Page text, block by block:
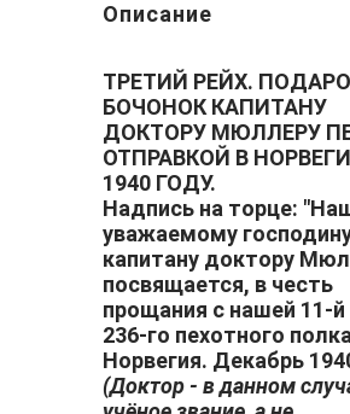
Описание
ТРЕТИЙ РЕЙХ.
БОЧОНОК КАПИТАНУ
ДОКТОРУ МЮЛЛЕРУ
ОТПРАВКОЙ В
1940 ГОДУ.
Надпись на торце:
уважаемому
капитану доктору
посвящается, в честь
прощания с нашей 11-й
236-го пехотного
Норвегия. Декабрь
(Доктор - в данном